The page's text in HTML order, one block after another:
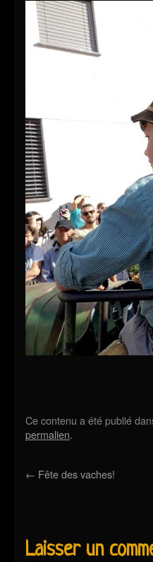
Ce contenu a été publié
permalien.
← Fête des vaches!
Laisser un